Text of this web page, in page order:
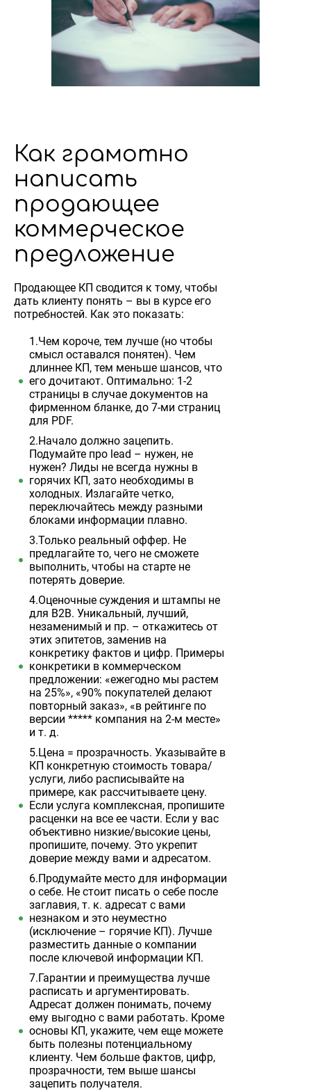
Как грамотно
написать
продающее
коммерческое
предложение
Продающее КП сводится к тому, чтобы
дать клиенту понять – вы в курсе его
потребностей. Как это показать:
1.Чем короче, тем лучше (но чтобы
смысл оставался понятен). Чем
длиннее КП, тем меньше шансов, что
его дочитают. Оптимально: 1-2
страницы в случае документов на
фирменном бланке, до 7-ми страниц
для PDF.
2.Начало должно зацепить.
Подумайте про lead – нужен, не
нужен? Лиды не всегда нужны в
горячих КП, зато необходимы в
холодных. Излагайте четко,
переключайтесь между разными
блоками информации плавно.
3.Только реальный оффер. Не
предлагайте то, чего не сможете
выполнить, чтобы на старте не
потерять доверие.
4.Оценочные суждения и штампы не
для B2B. Уникальный, лучший,
незаменимый и пр. – откажитесь от
этих эпитетов, заменив на
конкретику фактов и цифр. Примеры
конкретики в коммерческом
предложении: «ежегодно мы растем
на 25%», «90% покупателей делают
повторный заказ», «в рейтинге по
версии ***** компания на 2-м месте»
и т. д.
5.Цена = прозрачность. Указывайте в
КП конкретную стоимость товара/
услуги, либо расписывайте на
примере, как рассчитываете цену.
Если услуга комплексная, пропишите
расценки на все ее части. Если у вас
объективно низкие/высокие цены,
пропишите, почему. Это укрепит
доверие между вами и адресатом.
6.Продумайте место для информации
о себе. Не стоит писать о себе после
заглавия, т. к. адресат с вами
незнаком и это неуместно
(исключение – горячие КП). Лучше
разместить данные о компании
после ключевой информации КП.
7.Гарантии и преимущества лучше
расписать и аргументировать.
Адресат должен понимать, почему
ему выгодно с вами работать. Кроме
основы КП, укажите, чем еще можете
быть полезны потенциальному
клиенту. Чем больше фактов, цифр,
прозрачности, тем выше шансы
зацепить получателя.